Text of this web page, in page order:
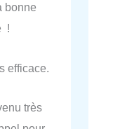
bonne
!
efficace.
très